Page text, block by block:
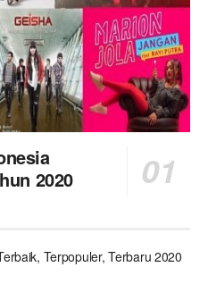
2020
Terpopuler, Terbaru 2020